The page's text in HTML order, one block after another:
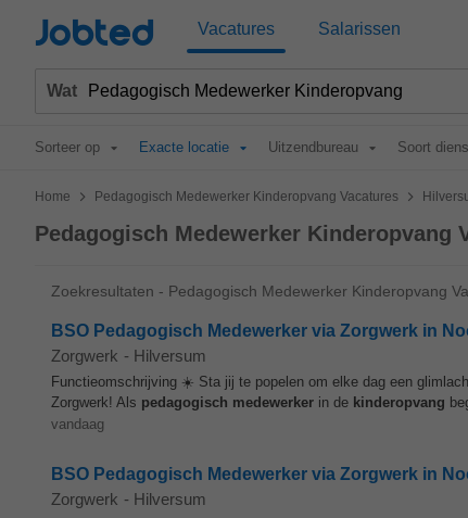
Jobted Vacatures Salarissen
Wat
Sorteer op Exacte locatie Uitzendbureau Soort
Home > Pedagogisch Medewerker Kinderopvang Vacatures >
Pedagogisch Medewerker Kinderopvang
Zoekresultaten - Pedagogisch Medewerker Kinderopvang
BSO Pedagogisch Medewerker via Zorgwerk in
Zorgwerk - Hilversum
Functieomschrijving ☀️ Sta jij te popelen om elke dag een
Zorgwerk! Als pedagogisch medewerker in de kinderopvang
vandaag
BSO Pedagogisch Medewerker via Zorgwerk in
Zorgwerk - Hilversum